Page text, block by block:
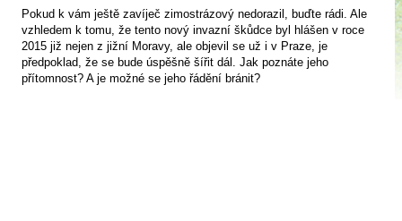
Pokud k vám ještě zavíječ zimostrázový nedorazil, buďte rádi. Ale
vzhledem k tomu, že tento nový invazní škůdce byl hlášen v roce
2015 již nejen z jižní Moravy, ale objevil se už i v Praze, je
předpoklad, že se bude úspěšně šířit dál. Jak poznáte jeho
přítomnost? A je možné se jeho řádění bránit?